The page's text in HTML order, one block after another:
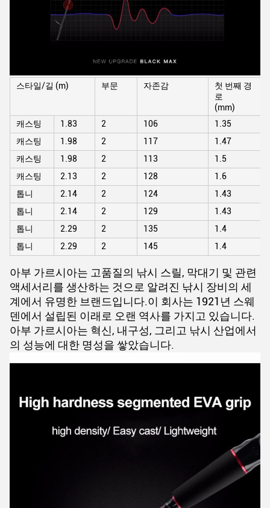
스타일/길 (m) 부문 자존감
첫 번째 경
로
(mm)
캐스팅 1.83 2 106 1.35
캐스팅
1.98 2 117 1.47
캐스팅
1.98 2 113 1.5
캐스팅
2.13 2 128 1.6
톱니
2.14 2 124 1.43
톱니
2.14 2 129 1.43
톱니
2.29 2 135 1.4
톱니
2.29 2 145 1.4
아부 가르시아는 고품질의 낚시 스릴, 막대기 및 관련
액세서리를 생산하는 것으로 알려진 낚시 장비의 세
계에서 유명한 브랜드입니다.이 회사는 1921년 스웨
덴에서 설립된 이래로 오랜 역사를 가지고 있습니다.
아부 가르시아는 혁신, 내구성, 그리고 낚시 산업에서
의 성능에 대한 명성을 쌓았습니다.